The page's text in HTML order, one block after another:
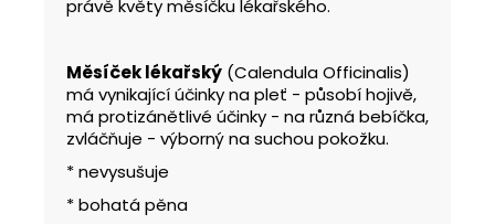
právě květy měsíčku lékařského.
Měsíček lékařský (Calendula Officinalis)
má vynikající účinky na pleť - působí hojivě,
má protizánětlivé účinky - na různá bebíčka,
zvláčňuje - výborný na suchou pokožku.
* nevysušuje
* bohatá pěna